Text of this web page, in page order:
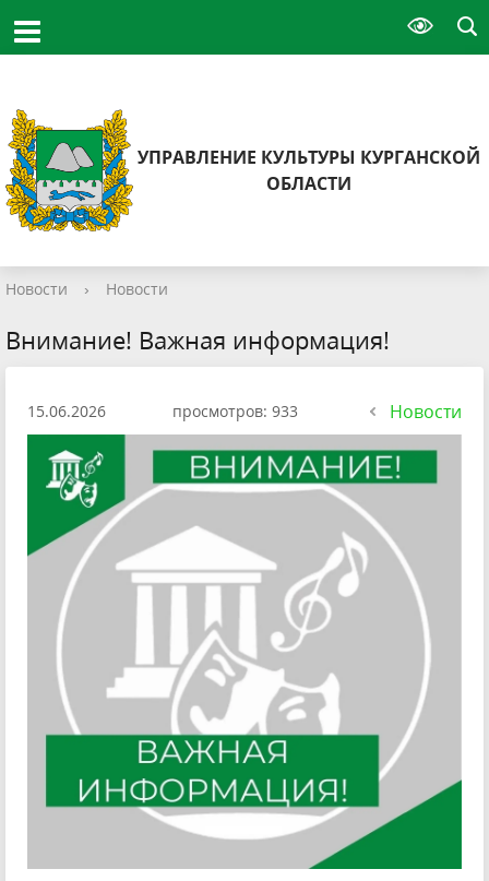
УПРАВЛЕНИЕ КУЛЬТУРЫ КУРГАНСКОЙ
ОБЛАСТИ
Новости › Новости
Внимание! Важная информация!
15.06.2026 просмотров: 933 Новости